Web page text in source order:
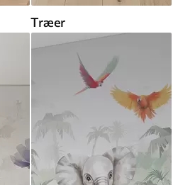
Træer